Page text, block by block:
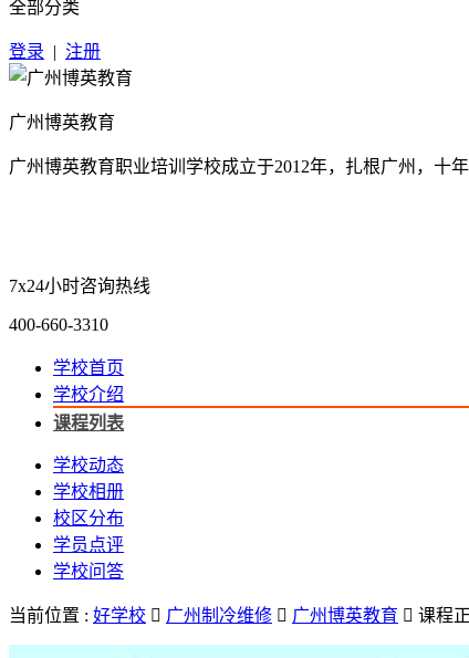
全部分类
登录 | 注册
广州博英教育
广州博英教育职业培训学校成立于2012年，扎根广州，十
7x24小时咨询热线
400-660-3310
学校首页
学校介绍
课程列表
学校动态
学校相册
校区分布
学员点评
学校问答
当前位置 : 好学校  广州制冷维修  广州博英教育  课程